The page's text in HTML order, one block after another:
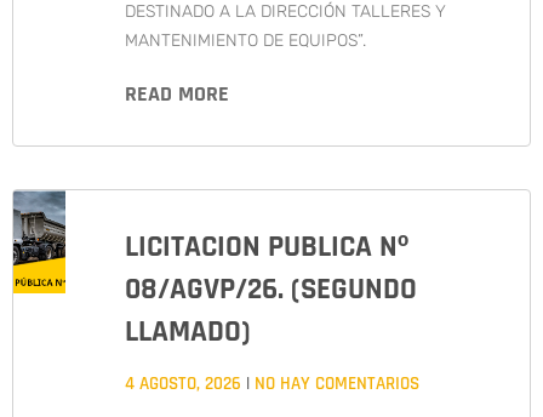
DESTINADO A LA DIRECCIÓN TALLERES Y
MANTENIMIENTO DE EQUIPOS”.
READ MORE
LICITACION PUBLICA Nº
08/AGVP/26. (SEGUNDO
LLAMADO)
4 AGOSTO, 2026 NO HAY COMENTARIOS